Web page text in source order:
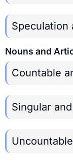
Speculation
Nouns and
Countable
Singular